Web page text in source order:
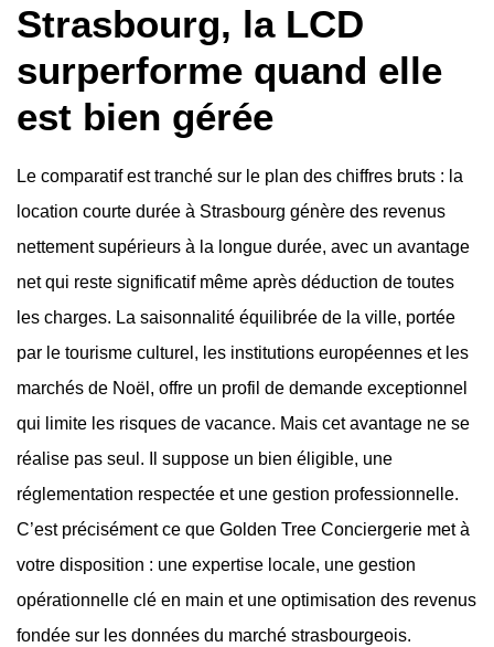
Strasbourg, la LCD
surperforme quand elle
est bien gérée
Le comparatif est tranché sur le plan des chiffres bruts : la
location courte durée à Strasbourg génère des revenus
nettement supérieurs à la longue durée, avec un avantage
net qui reste significatif même après déduction de toutes
les charges. La saisonnalité équilibrée de la ville, portée
par le tourisme culturel, les institutions européennes et les
marchés de Noël, offre un profil de demande exceptionnel
qui limite les risques de vacance. Mais cet avantage ne se
réalise pas seul. Il suppose un bien éligible, une
réglementation respectée et une gestion professionnelle.
C’est précisément ce que Golden Tree Conciergerie met à
votre disposition : une expertise locale, une gestion
opérationnelle clé en main et une optimisation des revenus
fondée sur les données du marché strasbourgeois.